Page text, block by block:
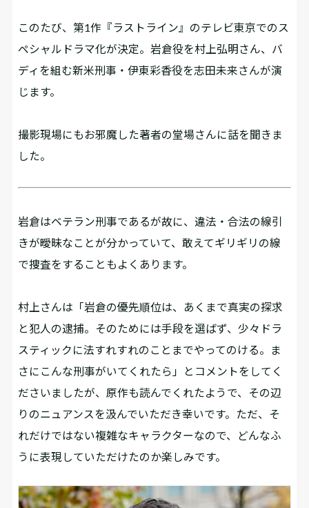
このたび、第1作『ラストライン』のテレビ東京でのス
ペシャルドラマ化が決定。岩倉役を村上弘明さん、バ
ディを組む新米刑事・伊東彩香役を志田未来さんが演
じます。
撮影現場にもお邪魔した著者の堂場さんに話を聞きま
した。
岩倉はベテラン刑事であるが故に、違法・合法の線引
きが曖昧なことが分かっていて、敢えてギリギリの線
で捜査をすることもよくあります。
村上さんは「岩倉の優先順位は、あくまで真実の探求
と犯人の逮捕。そのためには手段を選ばず、少々ドラ
スティックに法すれすれのことまでやってのける。ま
さにこんな刑事がいてくれたら」とコメントをしてく
ださいましたが、原作も読んでくれたようで、その辺
りのニュアンスを汲んでいただき幸いです。ただ、そ
れだけではない複雑なキャラクターなので、どんなふ
うに表現していただけたのか楽しみです。